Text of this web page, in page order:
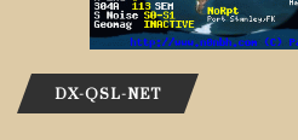
DX-QSL-NET